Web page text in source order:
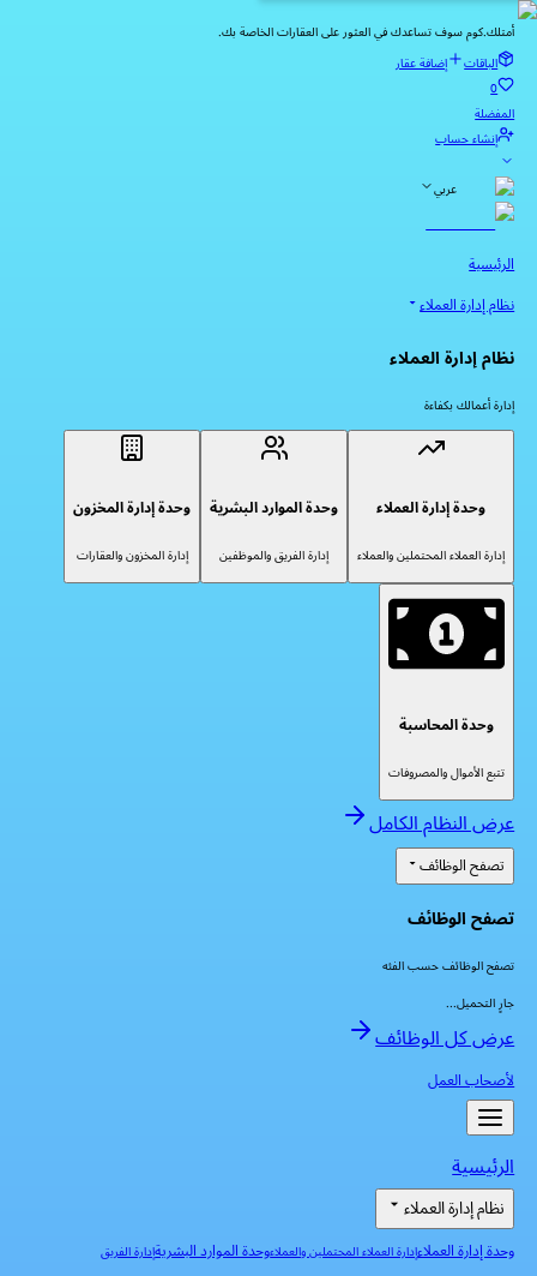
أمتلك.كوم سوف تساعدك في العثور على العقارات الخاصة بك.
الباقات
إضافة عقار
0
المفضلة
إنشاء حساب
عربي
الرئيسية
نظام إدارة العملاء
نظام إدارة العملاء
إدارة أعمالك بكفاءة
وحدة إدارة العملاء
إدارة العملاء المحتملين والعملاء
وحدة الموارد البشرية
إدارة الفريق والموظفين
وحدة إدارة المخزون
إدارة المخزون والعقارات
وحدة المحاسبة
تتبع الأموال والمصروفات
عرض النظام الكامل
تصفح الوظائف
تصفح الوظائف
تصفح الوظائف حسب الفئه
جارٍ التحميل...
عرض كل الوظائف
لأصحاب العمل
الرئيسية
نظام إدارة العملاء
وحدة إدارة العملاءإدارة العملاء المحتملين والعملاءوحدة الموارد البشريةإدارة الفريق